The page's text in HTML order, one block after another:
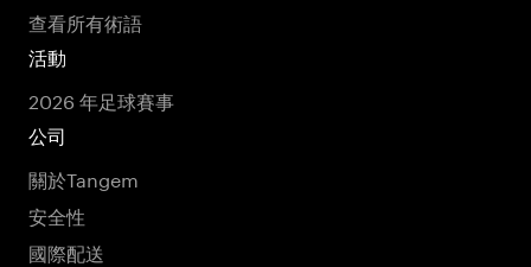
查看所有術語
活動
2026 年足球賽事
公司
關於Tangem
安全性
國際配送